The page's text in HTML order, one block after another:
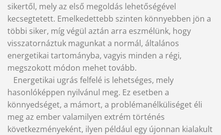
sikertől, mely az első megoldás lehetőségével
kecsegtetett. Emelkedettebb szinten könnyebben jön a
többi siker, míg végül aztán arra eszmélünk, hogy
visszatornáztuk magunkat a normál, általános
energetikai tartományba, vagyis minden a régi,
megszokott módon mehet tovább.
Energetikai ugrás felfelé is lehetséges, mely
hasonlóképpen nyilvánul meg. Ez esetben a
könnyedséget, a mámort, a problémanélküliséget éli
meg az ember valamilyen extrém történés
következményeként, ilyen például egy újonnan kialakult